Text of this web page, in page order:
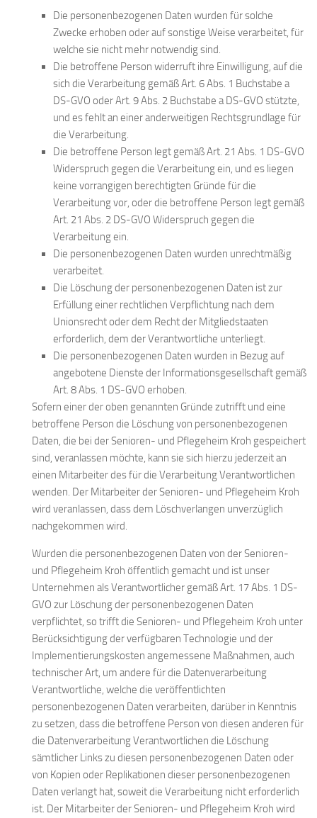
Die personenbezogenen Daten wurden für solche
Zwecke erhoben oder auf sonstige Weise verarbeitet, für
welche sie nicht mehr notwendig sind.
Die betroffene Person widerruft ihre Einwilligung, auf die
sich die Verarbeitung gemäß Art. 6 Abs. 1 Buchstabe a
DS-GVO oder Art. 9 Abs. 2 Buchstabe a DS-GVO stützte,
und es fehlt an einer anderweitigen Rechtsgrundlage für
die Verarbeitung.
Die betroffene Person legt gemäß Art. 21 Abs. 1 DS-GVO
Widerspruch gegen die Verarbeitung ein, und es liegen
keine vorrangigen berechtigten Gründe für die
Verarbeitung vor, oder die betroffene Person legt gemäß
Art. 21 Abs. 2 DS-GVO Widerspruch gegen die
Verarbeitung ein.
Die personenbezogenen Daten wurden unrechtmäßig
verarbeitet.
Die Löschung der personenbezogenen Daten ist zur
Erfüllung einer rechtlichen Verpflichtung nach dem
Unionsrecht oder dem Recht der Mitgliedstaaten
erforderlich, dem der Verantwortliche unterliegt.
Die personenbezogenen Daten wurden in Bezug auf
angebotene Dienste der Informationsgesellschaft gemäß
Art. 8 Abs. 1 DS-GVO erhoben.
Sofern einer der oben genannten Gründe zutrifft und eine
betroffene Person die Löschung von personenbezogenen
Daten, die bei der Senioren- und Pflegeheim Kroh gespeichert
sind, veranlassen möchte, kann sie sich hierzu jederzeit an
einen Mitarbeiter des für die Verarbeitung Verantwortlichen
wenden. Der Mitarbeiter der Senioren- und Pflegeheim Kroh
wird veranlassen, dass dem Löschverlangen unverzüglich
nachgekommen wird.
Wurden die personenbezogenen Daten von der Senioren-
und Pflegeheim Kroh öffentlich gemacht und ist unser
Unternehmen als Verantwortlicher gemäß Art. 17 Abs. 1 DS-
GVO zur Löschung der personenbezogenen Daten
verpflichtet, so trifft die Senioren- und Pflegeheim Kroh unter
Berücksichtigung der verfügbaren Technologie und der
Implementierungskosten angemessene Maßnahmen, auch
technischer Art, um andere für die Datenverarbeitung
Verantwortliche, welche die veröffentlichten
personenbezogenen Daten verarbeiten, darüber in Kenntnis
zu setzen, dass die betroffene Person von diesen anderen für
die Datenverarbeitung Verantwortlichen die Löschung
sämtlicher Links zu diesen personenbezogenen Daten oder
von Kopien oder Replikationen dieser personenbezogenen
Daten verlangt hat, soweit die Verarbeitung nicht erforderlich
ist. Der Mitarbeiter der Senioren- und Pflegeheim Kroh wird